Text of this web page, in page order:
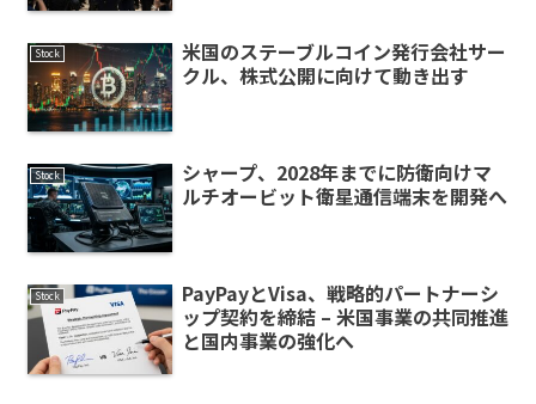
Stock
米国のステーブルコイン発行会社サー
クル、株式公開に向けて動き出す
Stock
シャープ、2028年までに防衛向けマ
ルチオービット衛星通信端末を開発へ
Stock
PayPayとVisa、戦略的パートナーシ
ップ契約を締結 – 米国事業の共同推進
と国内事業の強化へ